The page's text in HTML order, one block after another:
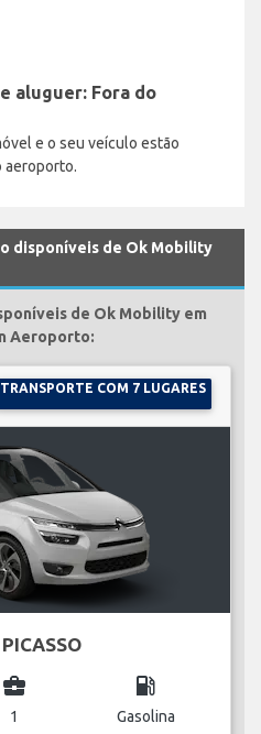
aluguer: Fora do
e o seu veículo estão
aeroporto.
disponíveis de Ok Mobility
de Ok Mobility em
Aeroporto:
TRANSPORTE COM 7 LUGARES
business_center
1
local_gas_station
Gasolina